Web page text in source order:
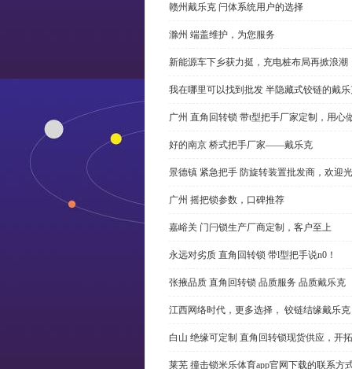
赣州戴乐克 闩体系统用户的选择
滁州 端盖维护，为您服务
新能源车下乡获力挺，充电桩布局再掀浪潮
我在哪里可以找到批发 半隐藏式铰链的戴
广州 直角回转锁 带t型把手厂家定制，用心
好的南京 桥式把手厂家——戴乐克
景德镇 紧急把手 防旋转装置批发商，欢迎
广州 摇把锁参数，口碑推荐
嘉峪关 门闩锁生产厂商定制，客户至上
永远对劣质 直角回转锁 带l型把手说n0！
张掖品质 直角回转锁 品质服务 品质戴乐克
江西网络时代，更多选择， 铰链结缘戴乐克
白山 绝缘可定制 直角回转锁现货供应，开
莱芜 撞击锁米乐体育app官网下载的联系方